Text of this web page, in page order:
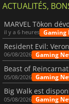
ACTUALITÉS,
il y a 6 heures Gaming
06/08/2026 Gaming
05/08/2026 Gaming
05/08/2026 Gaming